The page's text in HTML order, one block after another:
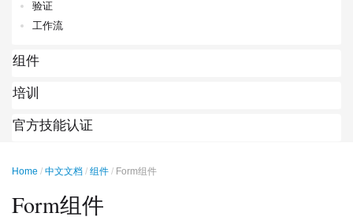
验证
工作流
组件
培训
官方技能认证
Home 中文文档 组件 Form组件
Form组件